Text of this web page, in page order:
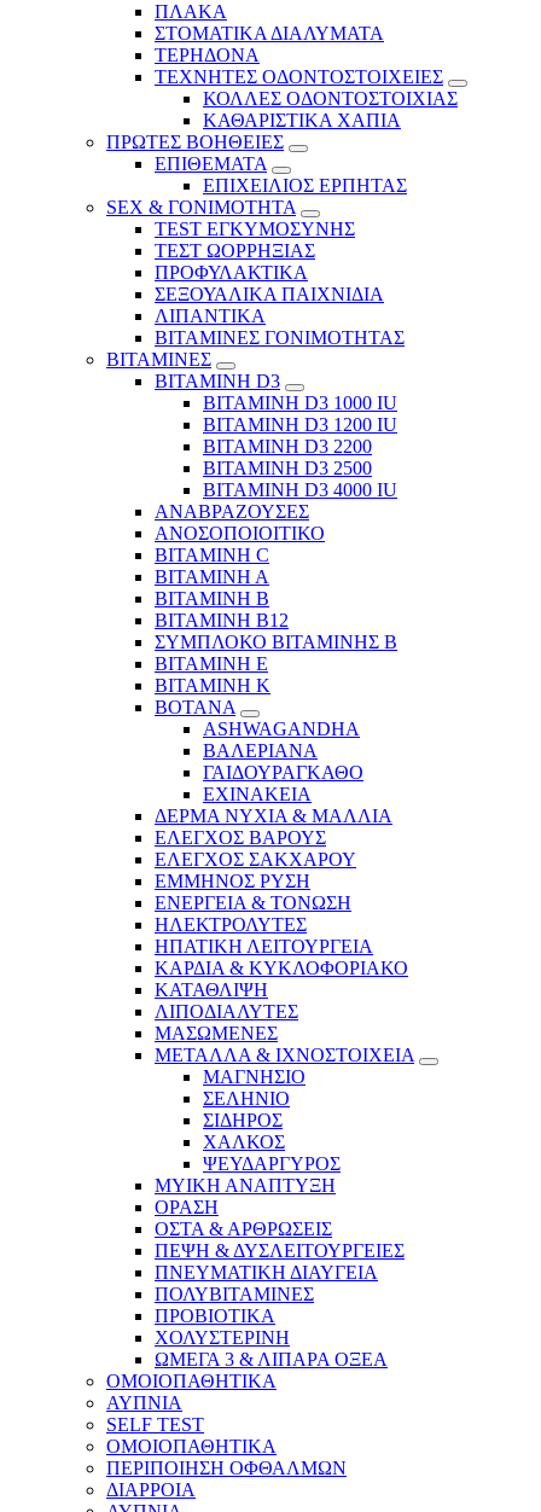
ΠΛΑΚΑ
ΣΤΟΜΑΤΙΚΑ ΔΙΑΛΥΜΑΤΑ
ΤΕΡΗΔΟΝΑ
ΤΕΧΝΗΤΕΣ ΟΔΟΝΤΟΣΤΟΙΧΕΙΕΣ
ΚΟΛΛΕΣ ΟΔΟΝΤΟΣΤΟΙΧΙΑΣ
ΚΑΘΑΡΙΣΤΙΚΑ ΧΑΠΙΑ
ΠΡΩΤΕΣ ΒΟΗΘΕΙΕΣ
ΕΠΙΘΕΜΑΤΑ
ΕΠΙΧΕΙΛΙΟΣ ΕΡΠΗΤΑΣ
SEX & ΓΟΝΙΜΟΤΗΤΑ
TEST ΕΓΚΥΜΟΣΥΝΗΣ
ΤΕΣΤ ΩΟΡΡΗΞΙΑΣ
ΠΡΟΦΥΛΑΚΤΙΚΑ
ΣΕΞΟΥΑΛΙΚΑ ΠΑΙΧΝΙΔΙΑ
ΛΙΠΑΝΤΙΚΑ
ΒΙΤΑΜΙΝΕΣ ΓΟΝΙΜΟΤΗΤΑΣ
ΒΙΤΑΜΙΝΕΣ
ΒΙΤΑΜΙΝΗ D3
ΒΙΤΑΜΙΝΗ D3 1000 IU
ΒΙΤΑΜΙΝΗ D3 1200 IU
ΒΙΤΑΜΙΝΗ D3 2200
ΒΙΤΑΜΙΝΗ D3 2500
BITAMINH D3 4000 IU
ΑΝΑΒΡΑΖΟΥΣΕΣ
ΑΝΟΣΟΠΟΙΟΙΤΙΚΟ
ΒΙΤΑΜΙΝΗ C
ΒΙΤΑΜΙΝΗ Α
ΒΙΤΑΜΙΝΗ Β
ΒΙΤΑΜΙΝΗ Β12
ΣΥΜΠΛΟΚΟ ΒΙΤΑΜΙΝΗΣ Β
ΒΙΤΑΜΙΝΗ Ε
ΒΙΤΑΜΙΝΗ Κ
ΒΟΤΑΝΑ
ASHWAGANDHA
ΒΑΛΕΡΙΑΝΑ
ΓΑΙΔΟΥΡΑΓΚΑΘΟ
ΕΧΙΝΑΚΕΙΑ
ΔΕΡΜΑ ΝΥΧΙΑ & ΜΑΛΛΙΑ
ΕΛΕΓΧΟΣ ΒΑΡΟΥΣ
ΕΛΕΓΧΟΣ ΣΑΚΧΑΡΟΥ
ΕΜΜΗΝΟΣ ΡΥΣΗ
ΕΝΕΡΓΕΙΑ & ΤΟΝΩΣΗ
ΗΛΕΚΤΡΟΛΥΤΕΣ
ΗΠΑΤΙΚΗ ΛΕΙΤΟΥΡΓΕΙΑ
ΚΑΡΔΙΑ & ΚΥΚΛΟΦΟΡΙΑΚΟ
ΚΑΤΑΘΛΙΨΗ
ΛΙΠΟΔΙΑΛΥΤΕΣ
ΜΑΣΩΜΕΝΕΣ
ΜΕΤΑΛΛΑ & ΙΧΝΟΣΤΟΙΧΕΙΑ
ΜΑΓΝΗΣΙΟ
ΣΕΛΗΝΙΟ
ΣΙΔΗΡΟΣ
ΧΑΛΚΟΣ
ΨΕΥΔΑΡΓΥΡΟΣ
ΜΥΙΚΗ ΑΝΑΠΤΥΞΗ
ΟΡΑΣΗ
ΟΣΤΑ & ΑΡΘΡΩΣΕΙΣ
ΠΕΨΗ & ΔΥΣΛΕΙΤΟΥΡΓΕΙΕΣ
ΠΝΕΥΜΑΤΙΚΗ ΔΙΑΥΓΕΙΑ
ΠΟΛΥΒΙΤΑΜΙΝΕΣ
ΠΡΟΒΙΟΤΙΚΑ
ΧΟΛΥΣΤΕΡΙΝΗ
ΩΜΕΓΑ 3 & ΛΙΠΑΡΑ ΟΞΕΑ
ΟΜΟΙΟΠΑΘΗΤΙΚΑ
ΑΥΠΝΙΑ
SELF TEST
ΟΜΟΙΟΠΑΘΗΤΙΚΑ
ΠΕΡΙΠΟΙΗΣΗ ΟΦΘΑΛΜΩΝ
ΔΙΑΡΡΟΙΑ